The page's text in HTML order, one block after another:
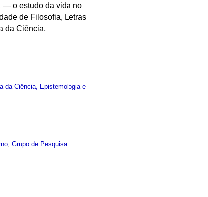
— o estudo da vida no
de Filosofia, Letras
da Ciência,
da Ciência, Epistemologia e
,Grupo de Pesquisa